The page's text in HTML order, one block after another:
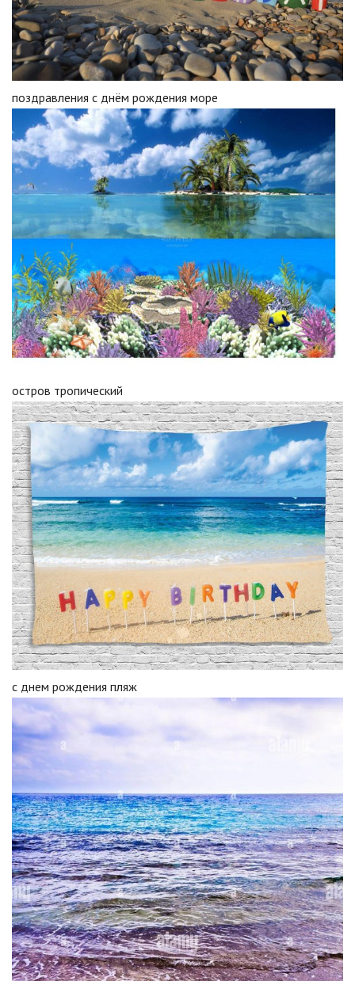
поздравления с днём рождения море
остров тропический
с днем рождения пляж